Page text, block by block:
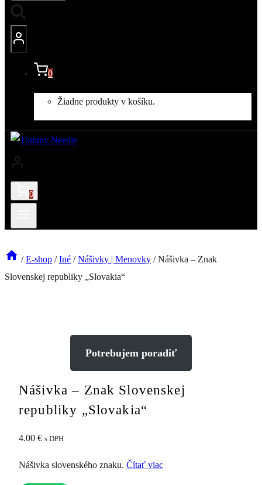
0
Žiadne produkty v košíku.
0
/ E-shop / Iné / Nášivky | Menovky / Nášivka – Znak
Slovenskej republiky „Slovakia“
Potrebujem poradiť
Nášivka – Znak Slovenskej
republiky „Slovakia“
4.00 € s DPH
Nášivka slovenského znaku. Čítať viac